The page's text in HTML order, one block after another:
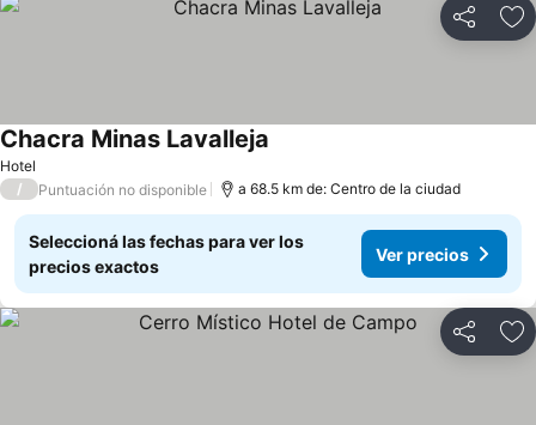
Compartir
Hotel
Chacra Minas Lavalleja
/ Puntuación no disponible a 68.5 km de: Centro de la ciudad
Seleccioná las fechas para ver los
precios exactos
Ver precios
Compartir